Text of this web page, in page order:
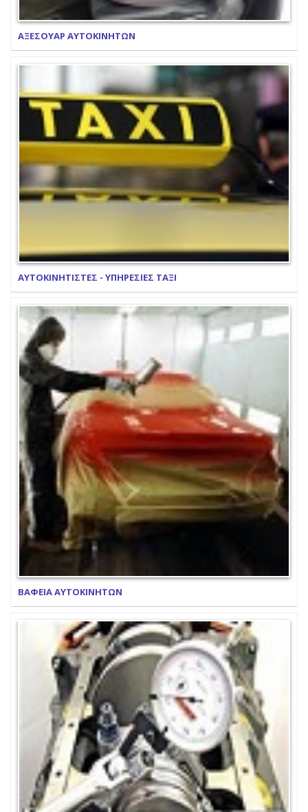
ΑΞΕΣΟΥΑΡ ΑΥΤΟΚΙΝΗΤΩΝ
ΑΥΤΟΚΙΝΗΤΙΣΤΕΣ - ΥΠΗΡΕΣΙΕΣ ΤΑΞΙ
ΒΑΦΕΙΑ ΑΥΤΟΚΙΝΗΤΩΝ